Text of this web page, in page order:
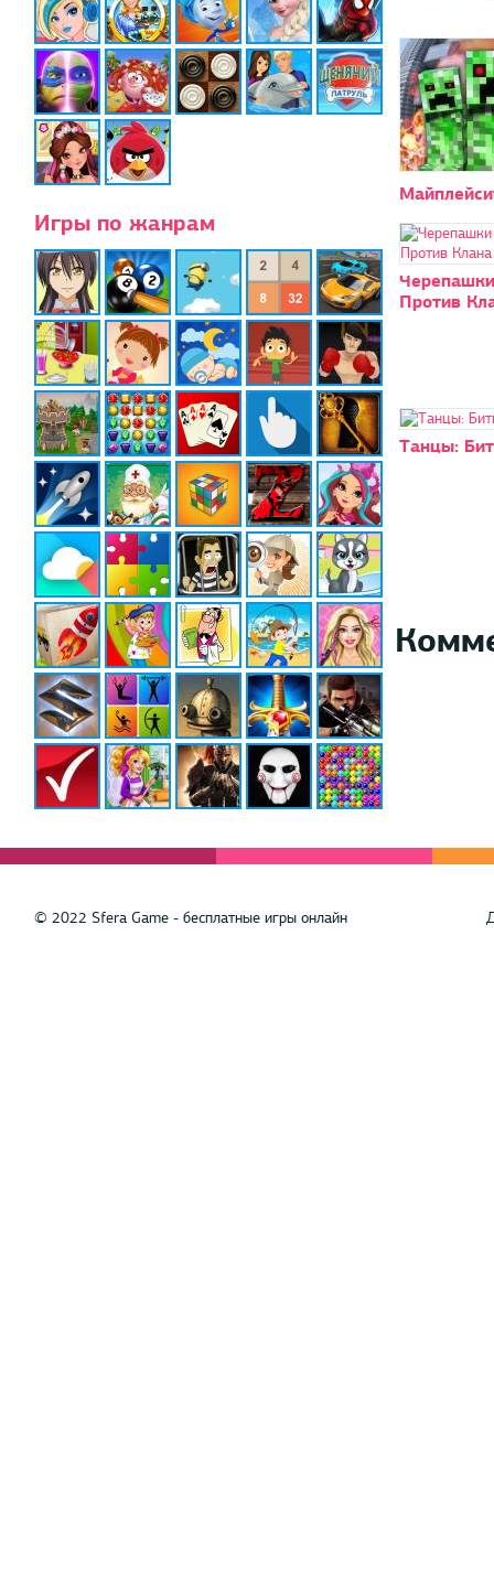
Игры по жанрам
Против
Танцы:
© 2022 Sfera Game - бесплатные игры онлайн